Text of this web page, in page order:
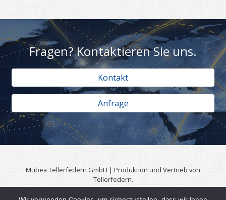
Fragen? Kontaktieren Sie uns.
Kontakt
Anfrage
Mubea Tellerfedern GmbH | Produktion und Vertrieb von
Tellerfedern.